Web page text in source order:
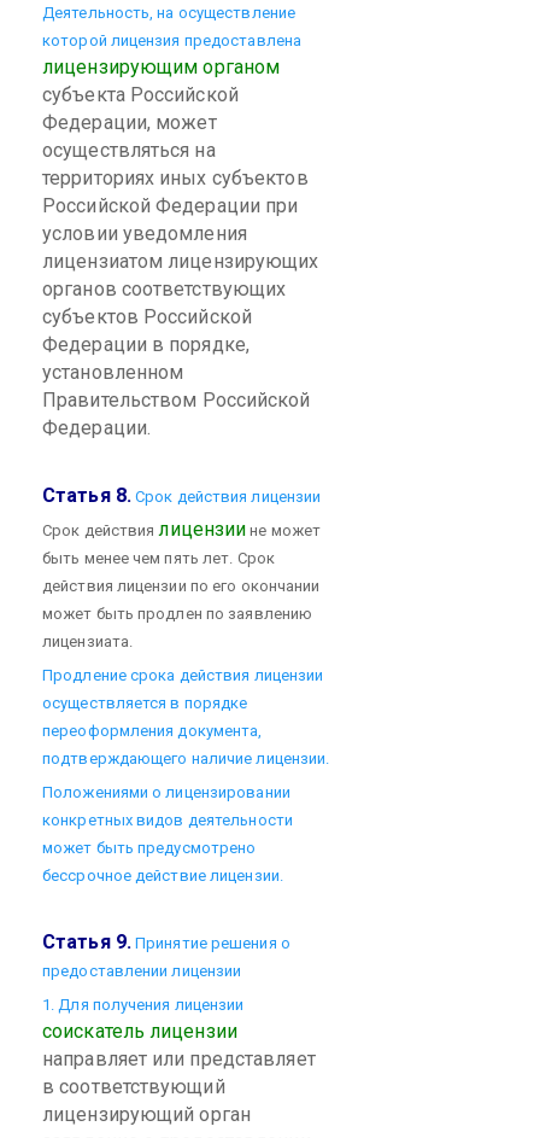
Деятельность, на осуществление
которой лицензия предоставлена
лицензирующим органом
субъекта Российской
Федерации, может
осуществляться на
территориях иных субъектов
Российской Федерации при
условии уведомления
лицензиатом лицензирующих
органов соответствующих
субъектов Российской
Федерации в порядке,
установленном
Правительством Российской
Федерации.
Статья 8.Срок действия лицензии
Срок действиялицензии не может
быть менее чем пять лет. Срок
действия лицензии по его окончании
может быть продлен по заявлению
лицензиата.
Продление срока действия лицензии
осуществляется в порядке
переоформления документа,
подтверждающего наличие лицензии.
Положениями о лицензировании
конкретных видов деятельности
может быть предусмотрено
бессрочное действие лицензии.
Статья 9.Принятие решения о
предоставлении лицензии
1. Для получения лицензии
соискатель лицензии
направляет или представляет
в соответствующий
лицензирующий орган